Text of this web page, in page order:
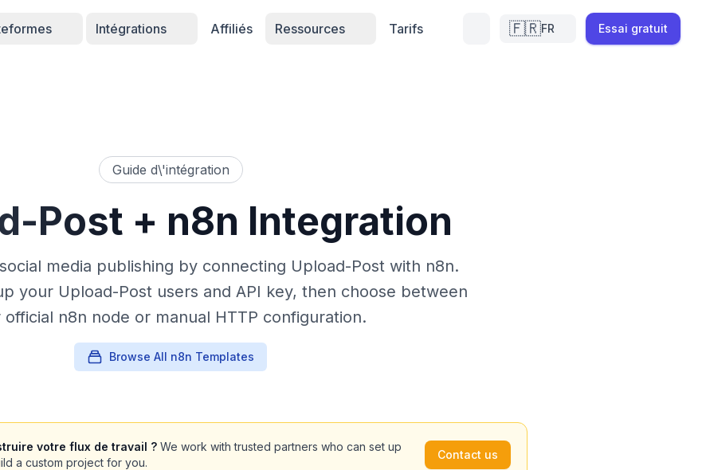
Intégrations Affiliés Ressources Tarifs 🇫🇷FR Essai gratuit
Guide d\'intégration
Post + n8n Integration
media publishing by connecting Upload-Post with n8n.
your Upload-Post users and API key, then choose between
official n8n node or manual HTTP configuration.
Browse All n8n Templates
votre flux de travail ? We work with trusted partners who can set up
a custom project for you.
Contact us